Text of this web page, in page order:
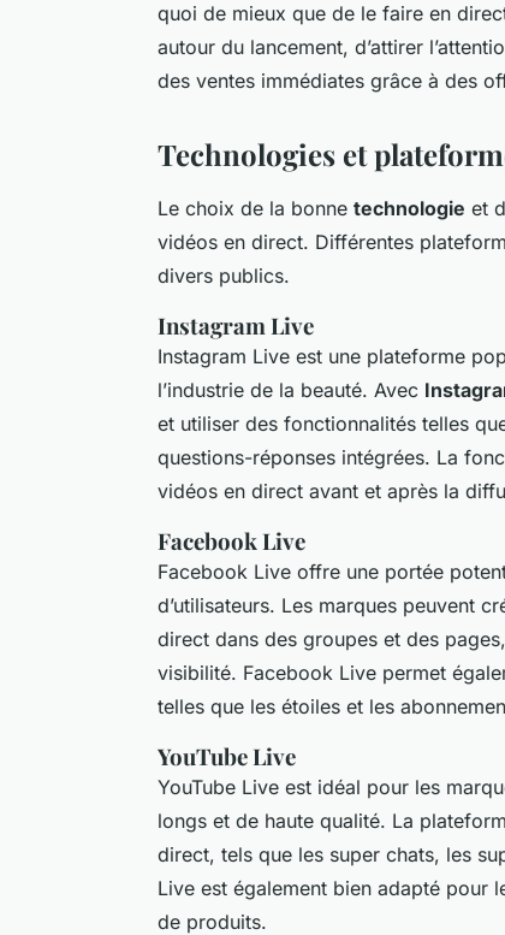
quoi de mieux que de le faire en
autour du lancement, d’attirer
des ventes immédiates grâce à des
Technologies et
Le choix de la bonne technologie et
vidéos en direct. Différentes
divers publics.
Instagram Live
Instagram Live est une plateforme
l’industrie de la beauté. Avec
et utiliser des fonctionnalités telles
questions-réponses intégrées. La
vidéos en direct avant et après la
Facebook Live
Facebook Live offre une portée
d’utilisateurs. Les marques peuvent
direct dans des groupes et des
visibilité. Facebook Live permet
telles que les étoiles et les
YouTube Live
YouTube Live est idéal pour les
longs et de haute qualité. La
direct, tels que les super chats, les
Live est également bien adapté pour
de produits.